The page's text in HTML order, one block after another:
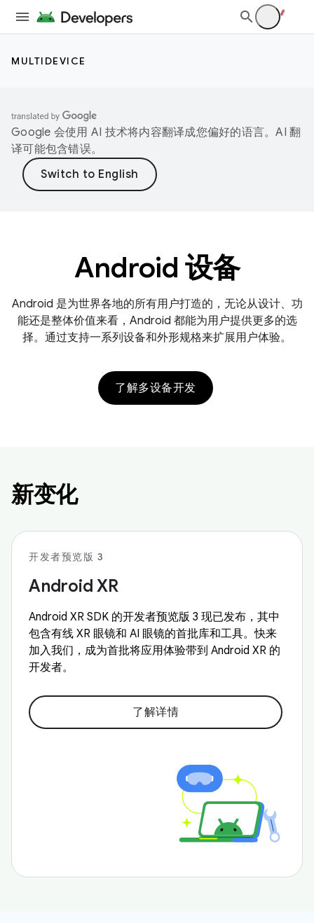
MULTIDEVICE
Google 会使用 AI 技术将内容翻译成您偏好的语言。AI 翻
译可能包含错误。
Android 设备
Android 是为世界各地的所有用户打造的，无论从设计、功
能还是整体价值来看，Android 都能为用户提供更多的选
择。通过支持一系列设备和外形规格来扩展用户体验。
了解多设备开发
新变化
开发者预览版 3
Android XR
Android XR SDK 的开发者预览版 3 现已发布，其中
包含有线 XR 眼镜和 AI 眼镜的首批库和工具。快来
加入我们，成为首批将应用体验带到 Android XR 的
开发者。
了解详情